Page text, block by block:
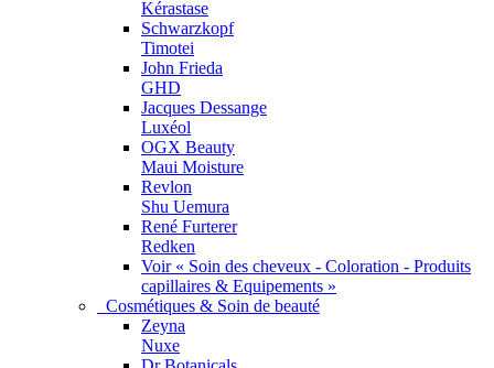
Kérastase
Schwarzkopf
Timotei
John Frieda
GHD
Jacques Dessange
Luxéol
OGX Beauty
Maui Moisture
Revlon
Shu Uemura
René Furterer
Redken
Voir « Soin des cheveux - Coloration - Produits
capillaires & Equipements »
Cosmétiques & Soin de beauté
Zeyna
Nuxe